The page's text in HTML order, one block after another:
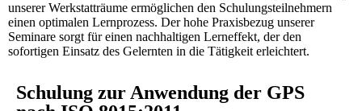
unserer Werkstatträume ermöglichen den Schulungsteilnehmern
einen optimalen Lernprozess. Der hohe Praxisbezug unserer
Seminare sorgt für einen nachhaltigen Lerneffekt, der den
sofortigen Einsatz des Gelernten in die Tätigkeit erleichtert.
Schulung zur Anwendung der GPS